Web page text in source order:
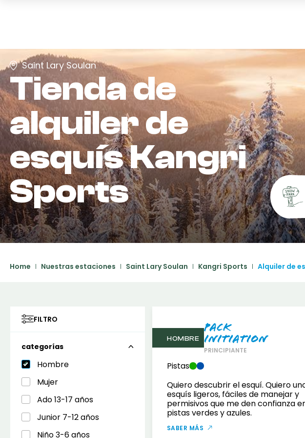
Saint Lary Soulan
Tienda de
alquiler de
esquísKangri
Sports
Home Nuestras estaciones Saint Lary Soulan Kangri Sports Alquiler de
FILTRO
categorías
Hombre
Mujer
Ado 13-17 años
Junior 7-12 años
Niño 3-6 años
HOMBRE
Pack
Initiation
PRINCIPIANTE
Pistas
Quiero descubrir el esquí. Quiero
esquís ligeros, fáciles de manejar y
permisivos que me den confianza
pistas verdes y azules.
SABER MÁS